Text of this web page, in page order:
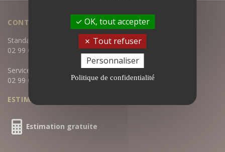
CONTACTEZ-NOUS
Standard :
02 99 05 04 80
Service négociation :
02 99 05 04 81
ESTIMATION GRATUITE
Estimation gratuite
OK, tout accepter
Tout refuser
Personnaliser
Politique de confidentialité